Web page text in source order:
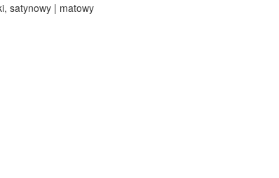
satynowy | matowy